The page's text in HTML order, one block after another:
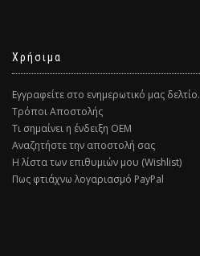
Χρήσιμα
Εγγραφείτε στο ενημερωτικό μας δελτίο.
Τρόποι Αποστολής
Τι σημαίνει η ένδειξη ΟΕΜ
Αναζητήστε την αποστολή σας
Η λίστα των επιθυμιών μου (Wishlist)
Πως φτιάχνω λογαριασμό PayPal